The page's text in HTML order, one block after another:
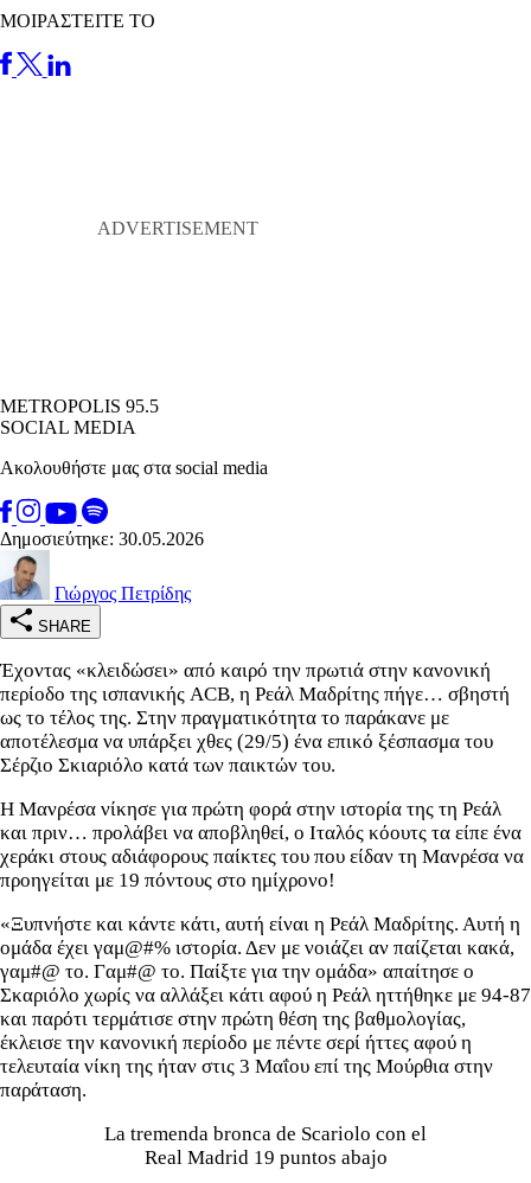
ΜΟΙΡΑΣΤΕΙΤΕ ΤΟ
METROPOLIS 95.5
SOCIAL MEDIA
Ακολουθήστε μας στα social media
Δημοσιεύτηκε: 30.05.2026
Γιώργος Πετρίδης
SHARE
Έχοντας «κλειδώσει» από καιρό την πρωτιά στην κανονική
περίοδο της ισπανικής ACB, η Ρεάλ Μαδρίτης πήγε… σβηστή
ως το τέλος της. Στην πραγματικότητα το παράκανε με
αποτέλεσμα να υπάρξει χθες (29/5) ένα επικό ξέσπασμα του
Σέρζιο Σκιαριόλο κατά των παικτών του.
Η Μανρέσα νίκησε για πρώτη φορά στην ιστορία της τη Ρεάλ
και πριν… προλάβει να αποβληθεί, ο Ιταλός κόουτς τα είπε ένα
χεράκι στους αδιάφορους παίκτες του που είδαν τη Μανρέσα να
προηγείται με 19 πόντους στο ημίχρονο!
«Ξυπνήστε και κάντε κάτι, αυτή είναι η Ρεάλ Μαδρίτης. Αυτή η
ομάδα έχει γαμ@#% ιστορία. Δεν με νοιάζει αν παίζεται κακά,
γαμ#@ το. Γαμ#@ το. Παίξτε για την ομάδα» απαίτησε ο
Σκαριόλο χωρίς να αλλάξει κάτι αφού η Ρεάλ ηττήθηκε με 94-87
και παρότι τερμάτισε στην πρώτη θέση της βαθμολογίας,
έκλεισε την κανονική περίοδο με πέντε σερί ήττες αφού η
τελευταία νίκη της ήταν στις 3 Μαΐου επί της Μούρθια στην
παράταση.
La tremenda bronca de Scariolo con el
Real Madrid 19 puntos abajo